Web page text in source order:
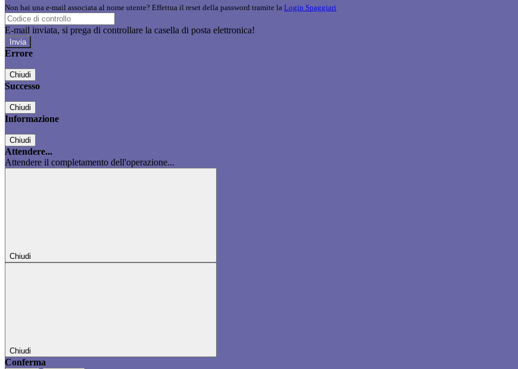
Non hai una e-mail associata al nome utente? Effettua il reset della password tramite la Login Spaggiari
E-mail inviata, si prega di controllare la casella di posta elettronica!
Errore
Chiudi
Successo
Chiudi
Informazione
Chiudi
Attendere...
Attendere il completamento dell'operazione...
Chiudi
Chiudi
Conferma